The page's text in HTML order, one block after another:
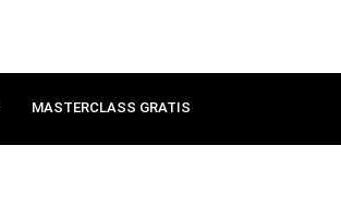
MASTERCLASS GRATIS